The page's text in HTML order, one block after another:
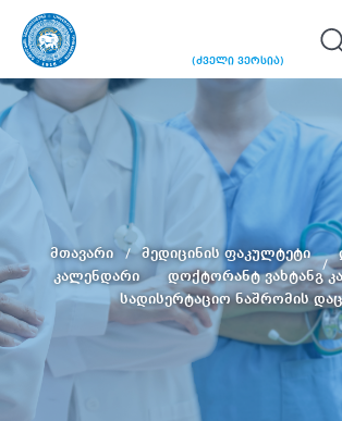
(ძველი ვერსია)
მთავარი მედიცინის ფაკულტეტი
კალენდარი
დოქტორანტ ვახტანგ
სადისერტაციო ნაშრომის